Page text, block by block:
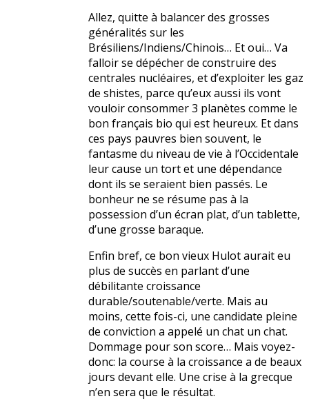
Allez, quitte à balancer des grosses
généralités sur les
Brésiliens/Indiens/Chinois… Et oui… Va
falloir se dépécher de construire des
centrales nucléaires, et d’exploiter les gaz
de shistes, parce qu’eux aussi ils vont
vouloir consommer 3 planètes comme le
bon français bio qui est heureux. Et dans
ces pays pauvres bien souvent, le
fantasme du niveau de vie à l’Occidentale
leur cause un tort et une dépendance
dont ils se seraient bien passés. Le
bonheur ne se résume pas à la
possession d’un écran plat, d’un tablette,
d’une grosse baraque.
Enfin bref, ce bon vieux Hulot aurait eu
plus de succès en parlant d’une
débilitante croissance
durable/soutenable/verte. Mais au
moins, cette fois-ci, une candidate pleine
de conviction a appelé un chat un chat.
Dommage pour son score… Mais voyez-
donc: la course à la croissance a de beaux
jours devant elle. Une crise à la grecque
n’en sera que le résultat.